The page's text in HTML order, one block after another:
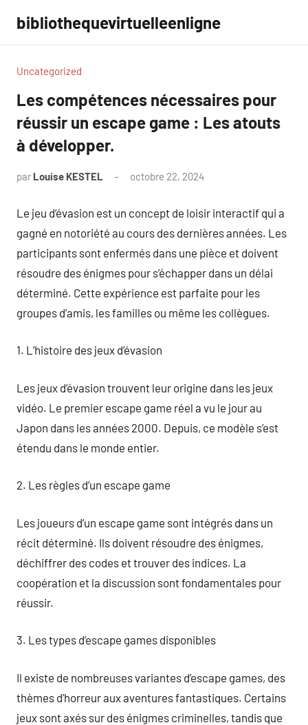
contenu
bibliothequevirtuelleenligne
Uncategorized
Les compétences nécessaires pour
réussir un escape game : Les atouts
à développer.
par Louise KESTEL octobre 22, 2024
Le jeu d’évasion est un concept de loisir interactif qui a
gagné en notoriété au cours des dernières années. Les
participants sont enfermés dans une pièce et doivent
résoudre des énigmes pour s’échapper dans un délai
déterminé. Cette expérience est parfaite pour les
groupes d’amis, les familles ou même les collègues.
1. L’histoire des jeux d’évasion
Les jeux d’évasion trouvent leur origine dans les jeux
vidéo. Le premier escape game réel a vu le jour au
Japon dans les années 2000. Depuis, ce modèle s’est
étendu dans le monde entier.
2. Les règles d’un escape game
Les joueurs d’un escape game sont intégrés dans un
récit déterminé. Ils doivent résoudre des énigmes,
déchiffrer des codes et trouver des indices. La
coopération et la discussion sont fondamentales pour
réussir.
3. Les types d’escape games disponibles
Il existe de nombreuses variantes d’escape games, des
thèmes d’horreur aux aventures fantastiques. Certains
jeux sont axés sur des énigmes criminelles, tandis que